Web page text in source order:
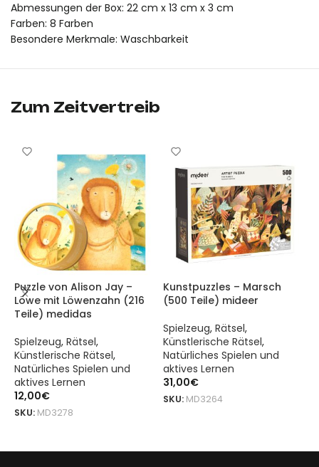
Abmessungen der Box: 22 cm x 13 cm x 3 cm
Farben: 8 Farben
Besondere Merkmale: Waschbarkeit
„Erste Buntstifte (8 Stück)“ von mideer ist ein
„Erste Buntstifte (8 Stück)“ von mideer ist ein
Zum Zeitvertreib
Puzzle von Alison Jay –
Löwe mit Löwenzahn (216
Teile) medidas
Spielzeug, Rätsel,
Künstlerische Rätsel,
Natürliches Spielen und
aktives Lernen
12,00€
SKU: MD3278
Kunstpuzzles – Marsch
(500 Teile) mideer
Spielzeug, Rätsel,
Künstlerische Rätsel,
Natürliches Spielen und
aktives Lernen
31,00€
SKU: MD3264